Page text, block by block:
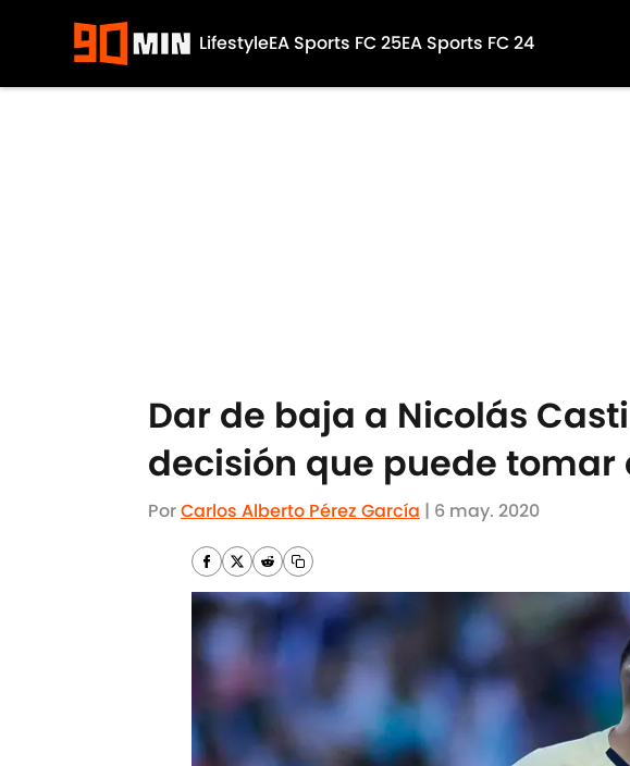
LifestyleEA Sports FC 25EA Sports FC 24
Dar de baja a Nicolás
decisión que puede tomar
PorCarlos Alberto Pérez García | 6 may. 2020